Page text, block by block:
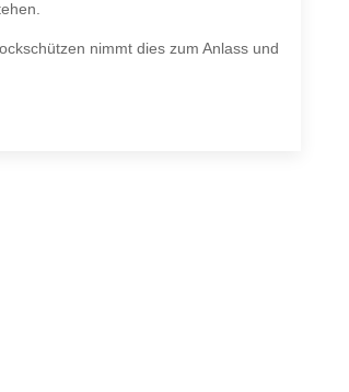
nimmt dies zum Anlass und